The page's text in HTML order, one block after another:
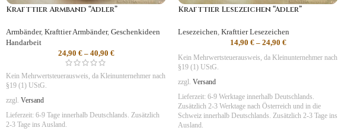
Krafttier Armband “Adler”
Armbänder, Krafttier Armbänder, Geschenkideen
Handarbeit
24,90 €– 40,90 €
Kein Mehrwertsteuerausweis, da Kleinunternehmer nach
§19 (1) UStG.
zzgl. Versand
Lieferzeit: 6-9 Tage innerhalb Deutschlands. Zusätzlich
2-3 Tage ins Ausland.
Krafttier Lesezeichen “Adler”
Lesezeichen, Krafttier Lesezeichen
14,90 €– 24,90 €
Kein Mehrwertsteuerausweis, da Kleinunternehmer nach
§19 (1) UStG.
zzgl. Versand
Lieferzeit: 6-9 Werktage innerhalb Deutschlands.
Zusätzlich 2-3 Werktage nach Österreich und in die
Schweiz innerhalb Deutschlands. Zusätzlich 2-3 Tage ins
Ausland.